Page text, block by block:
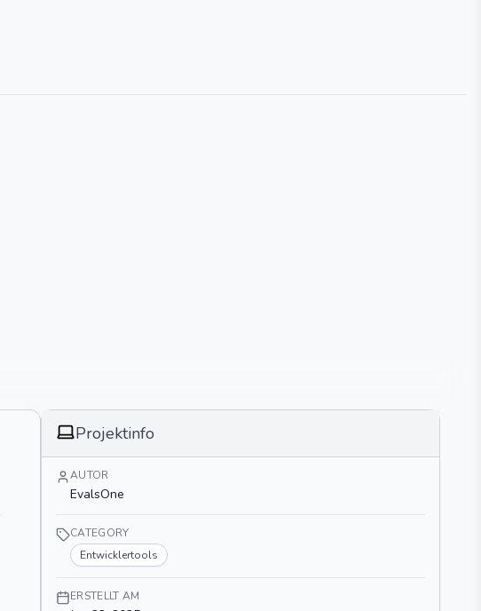
Projektinfo
AUTOR
EvalsOne
CATEGORY
Entwicklertools
ERSTELLT AM